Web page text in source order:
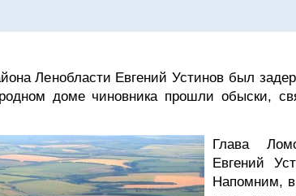
Ленобласти Евгений Устинов был
доме чиновника прошли обыски,
Глава
Евгений
Напомним, в